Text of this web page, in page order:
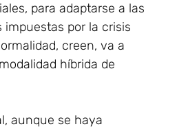
para adaptarse a las
por la crisis
creen, va a
híbrida de
aunque se haya